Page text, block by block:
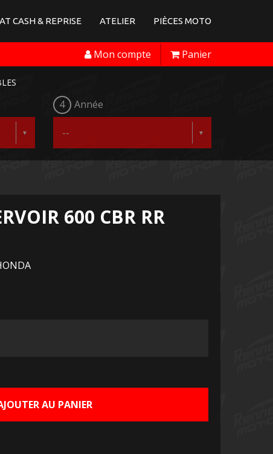
CASH & REPRISE ATELIER PIÈCES MOTO
Panier
Mon compte
4 Année
600 CBR RR
: AU PANIER